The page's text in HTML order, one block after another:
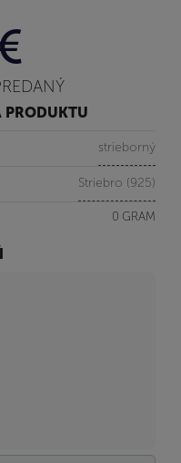
PRODUKTU
strieborný
Striebro (925)
0 GRAM